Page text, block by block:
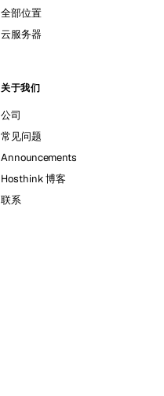
全部位置
云服务器
关于我们
公司
常见问题
Announcements
Hosthink 博客
联系